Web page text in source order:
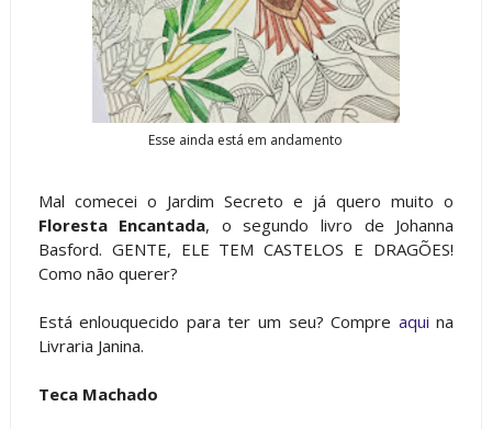
Esse ainda está em andamento
Mal comecei o Jardim Secreto e já quero muito o
Floresta Encantada, o segundo livro de Johanna
Basford. GENTE, ELE TEM CASTELOS E DRAGÕES!
Como não querer?
Está enlouquecido para ter um seu? Compre aqui na
Livraria Janina.
Teca Machado